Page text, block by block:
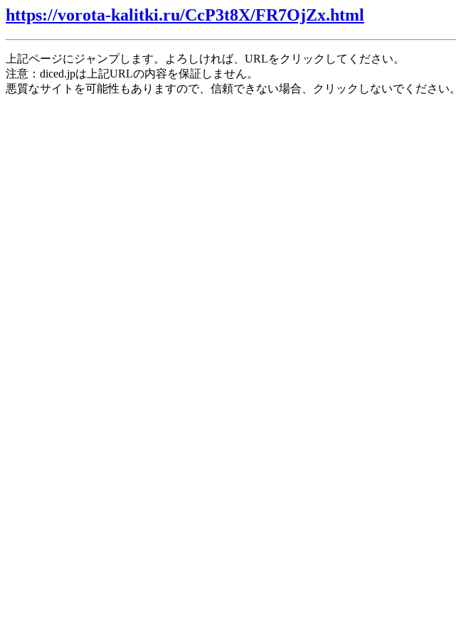
https://vorota-kalitki.ru/CcP3t8X/FR7OjZx.html
上記ページにジャンプします。よろしければ、URLをクリックしてください。
注意：diced.jpは上記URLの内容を保証しません。
悪質なサイトを可能性もありますので、信頼できない場合、クリックしないでください。